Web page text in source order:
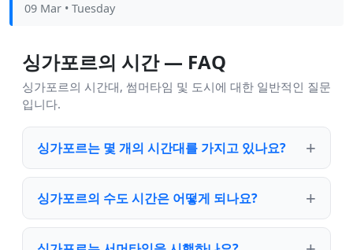
09 Mar • Tuesday
싱가포르의 시간 — FAQ
싱가포르의 시간대, 썸머타임 및 도시에 대한 일반적인 질문
입니다.
싱가포르는 몇 개의 시간대를 가지고 있나요?
싱가포르의 수도 시간은 어떻게 되나요?